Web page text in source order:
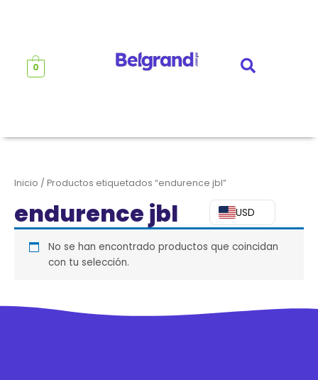
0
USD
Inicio / Productos etiquetados “endurence jbl”
endurence jbl
No se han encontrado productos que coincidan
con tu selección.